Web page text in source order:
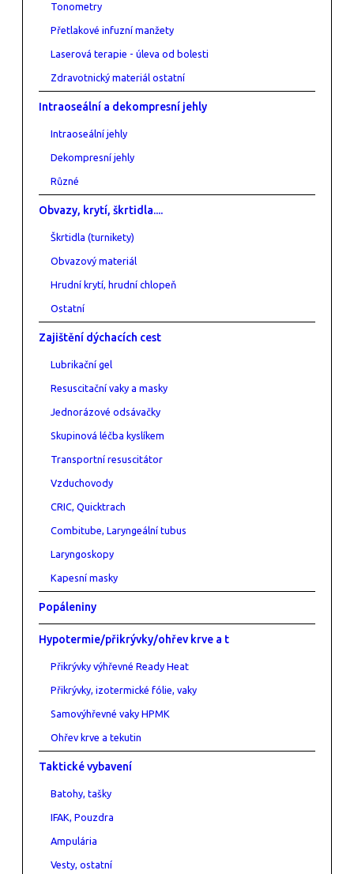
Tonometry
Přetlakové infuzní manžety
Laserová terapie - úleva od bolesti
Zdravotnický materiál ostatní
Intraoseální a dekompresní jehly
Intraoseální jehly
Dekompresní jehly
Různé
Obvazy, krytí, škrtidla....
Škrtidla (turnikety)
Obvazový materiál
Hrudní krytí, hrudní chlopeň
Ostatní
Zajištění dýchacích cest
Lubrikační gel
Resuscitační vaky a masky
Jednorázové odsávačky
Skupinová léčba kyslíkem
Transportní resuscitátor
Vzduchovody
CRIC, Quicktrach
Combitube, Laryngeální tubus
Laryngoskopy
Kapesní masky
Popáleniny
Hypotermie/přikrývky/ohřev krve a t
Přikrývky výhřevné Ready Heat
Přikrývky, izotermické fólie, vaky
Samovýhřevné vaky HPMK
Ohřev krve a tekutin
Taktické vybavení
Batohy, tašky
IFAK, Pouzdra
Ampulária
Vesty, ostatní